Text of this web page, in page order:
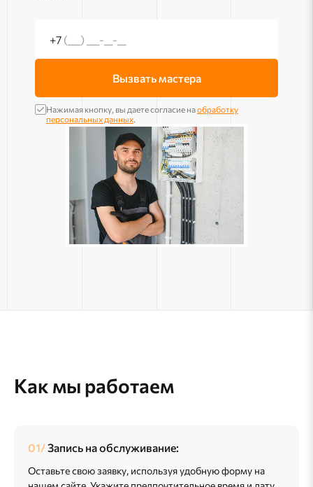
+7 (___) ___-__-__
Вызвать мастера
Нажимая кнопку, вы даете согласие наобработку
персональных данных.
Как мы работаем
Запись на обслуживание:
Оставьте свою заявку, используя удобную форму на